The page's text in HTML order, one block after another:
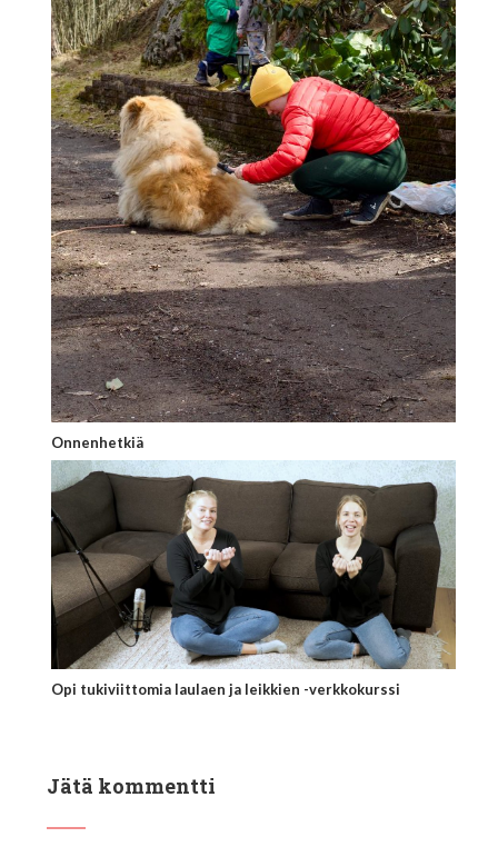
Onnenhetkiä
Opi tukiviittomia laulaen ja leikkien -verkkokurssi
Jätä kommentti